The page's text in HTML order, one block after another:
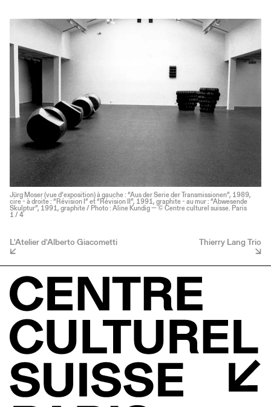
Jürg Moser (vue d’exposition) à gauche : “Aus der Serie der Transmissionen”, 1989,
cire - à droite : “Révision I” et “Révision II”, 1991, graphite - au mur : “Abwesende
Skulptur”, 1991, graphite / Photo : Aline Kundig — © Centre culturel suisse. Paris
1 / 4
L'Atelier d'Alberto Giacometti Thierry Lang Trio